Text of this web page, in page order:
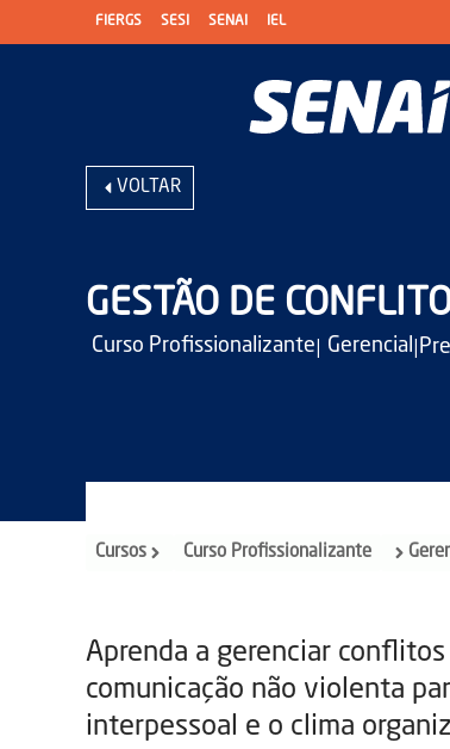
FIERGS SESI SENAI IEL
VOLTAR
GESTÃO DE
Curso Profissionalizante| Gerencial |
Cursos Curso Profissionalizante
Aprenda a gerenciar
comunicação não violenta
interpessoal e o clima